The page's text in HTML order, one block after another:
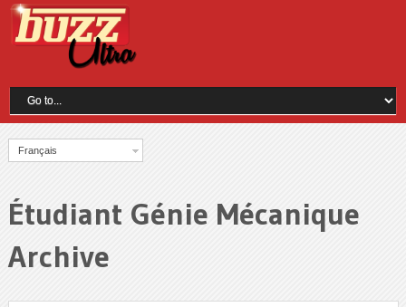
Français
Étudiant Génie Mécanique
Archive